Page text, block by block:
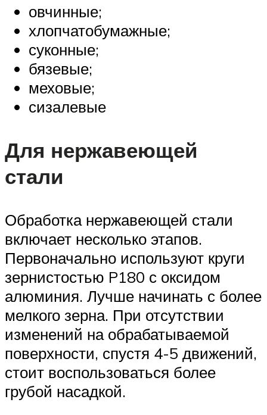
овчинные;
хлопчатобумажные;
суконные;
бязевые;
меховые;
сизалевые
Для нержавеющей
стали
Обработка нержавеющей стали
включает несколько этапов.
Первоначально используют круги
зернистостью P180 с оксидом
алюминия. Лучше начинать с более
мелкого зерна. При отсутствии
изменений на обрабатываемой
поверхности, спустя 4-5 движений,
стоит воспользоваться более
грубой насадкой.